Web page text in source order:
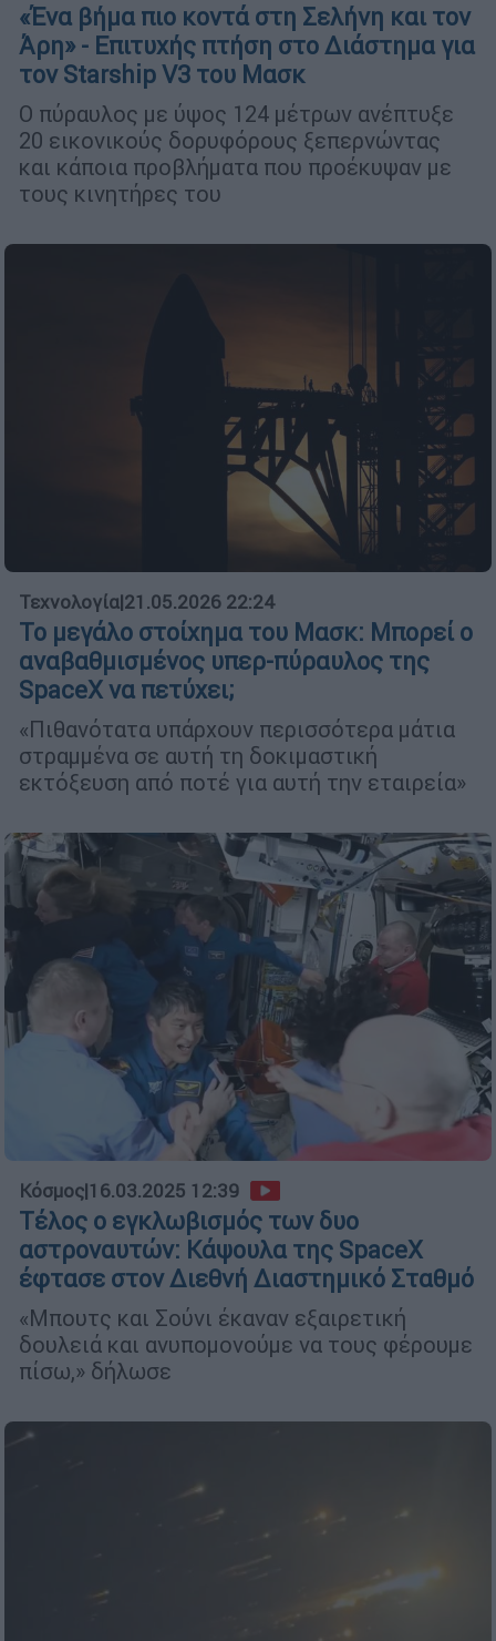
«Ένα βήμα πιο κοντά στη Σελήνη και τον
Άρη» - Επιτυχής πτήση στο Διάστημα για
τον Starship V3 του Μασκ
Ο πύραυλος με ύψος 124 μέτρων ανέπτυξε
20 εικονικούς δορυφόρους ξεπερνώντας
και κάποια προβλήματα που προέκυψαν με
τους κινητήρες του
Τεχνολογία|21.05.2026 22:24
Το μεγάλο στοίχημα του Μασκ: Μπορεί ο
αναβαθμισμένος υπερ-πύραυλος της
SpaceX να πετύχει;
«Πιθανότατα υπάρχουν περισσότερα μάτια
στραμμένα σε αυτή τη δοκιμαστική
εκτόξευση από ποτέ για αυτή την εταιρεία»
Κόσμος|16.03.2025 12:39
Τέλος ο εγκλωβισμός των δυο
αστροναυτών: Κάψουλα της SpaceX
έφτασε στον Διεθνή Διαστημικό Σταθμό
«Μπουτς και Σούνι έκαναν εξαιρετική
δουλειά και ανυπομονούμε να τους φέρουμε
πίσω,» δήλωσε